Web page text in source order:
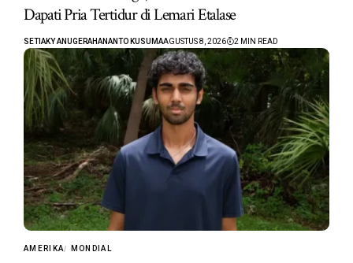
Dapati Pria Tertidur di Lemari Etalase
SETIAKY ANUGERAHANANTO KUSUMAAGUSTUS 8, 2026 2 MIN READ
AMERIKA MONDIAL